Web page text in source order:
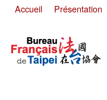
Accueil Présentation